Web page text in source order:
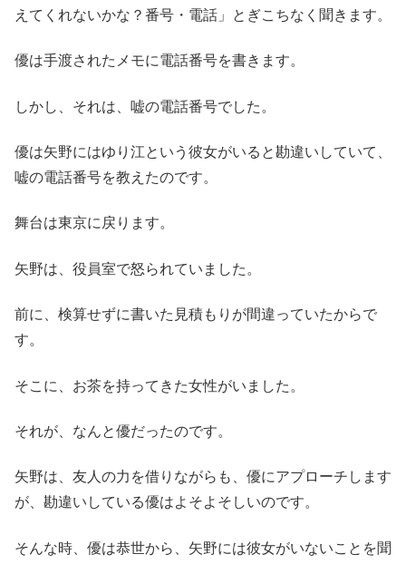
えてくれないかな？番号・電話」とぎこちなく聞きます。
優は手渡されたメモに電話番号を書きます。
しかし、それは、嘘の電話番号でした。
優は矢野にはゆり江という彼女がいると勘違いしていて、
嘘の電話番号を教えたのです。
舞台は東京に戻ります。
矢野は、役員室で怒られていました。
前に、検算せずに書いた見積もりが間違っていたからで
す。
そこに、お茶を持ってきた女性がいました。
それが、なんと優だったのです。
矢野は、友人の力を借りながらも、優にアプローチします
が、勘違いしている優はよそよそしいのです。
そんな時、優は恭世から、矢野には彼女がいないことを聞